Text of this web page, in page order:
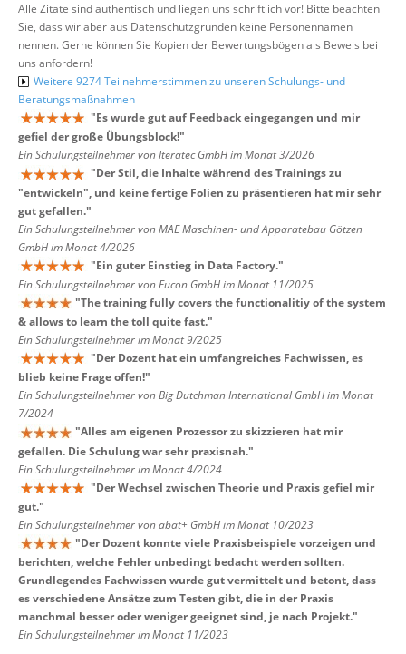
Alle Zitate sind authentisch und liegen uns schriftlich vor! Bitte beachten
Sie, dass wir aber aus Datenschutzgründen keine Personennamen
nennen. Gerne können Sie Kopien der Bewertungsbögen als Beweis bei
uns anfordern!
Weitere 9274 Teilnehmerstimmen zu unseren Schulungs- und
Beratungsmaßnahmen
"Es wurde gut auf Feedback eingegangen und mir
gefiel der große Übungsblock!"
Ein Schulungsteilnehmer von Iteratec GmbH im Monat 3/2026
"Der Stil, die Inhalte während des Trainings zu
"entwickeln", und keine fertige Folien zu präsentieren hat mir sehr
gut gefallen."
Ein Schulungsteilnehmer von MAE Maschinen- und Apparatebau Götzen
GmbH im Monat 4/2026
"Ein guter Einstieg in Data Factory."
Ein Schulungsteilnehmer von Eucon GmbH im Monat 11/2025
"The training fully covers the functionalitiy of the system
& allows to learn the toll quite fast."
Ein Schulungsteilnehmer im Monat 9/2025
"Der Dozent hat ein umfangreiches Fachwissen, es
blieb keine Frage offen!"
Ein Schulungsteilnehmer von Big Dutchman International GmbH im Monat
7/2024
"Alles am eigenen Prozessor zu skizzieren hat mir
gefallen. Die Schulung war sehr praxisnah."
Ein Schulungsteilnehmer im Monat 4/2024
"Der Wechsel zwischen Theorie und Praxis gefiel mir
gut."
Ein Schulungsteilnehmer von abat+ GmbH im Monat 10/2023
"Der Dozent konnte viele Praxisbeispiele vorzeigen und
berichten, welche Fehler unbedingt bedacht werden sollten.
Grundlegendes Fachwissen wurde gut vermittelt und betont, dass
es verschiedene Ansätze zum Testen gibt, die in der Praxis
manchmal besser oder weniger geeignet sind, je nach Projekt."
Ein Schulungsteilnehmer im Monat 11/2023